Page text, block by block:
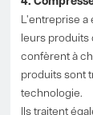
L'entreprise a
leurs produits
confèrent à
produits sont
technologie.
Ils traitent